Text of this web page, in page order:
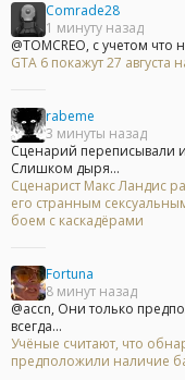
Comrade28
1 минуту назад
@TOMCREO, с учетом
GTA 6 покажут 27 августа
rabeme
3 минуты назад
Сценарий переписывали
Слишком дыря...
Сценарист Макс Ландис
его странным
боем с каскадёрами
Fortuna
8 минут назад
@accn, Они только
всегда...
Учёные считают, что
предположили наличие